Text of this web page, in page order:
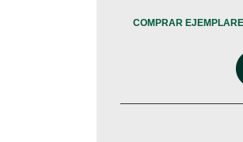
COMPRAR